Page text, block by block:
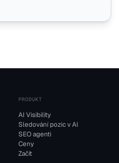
PRODUKT
AI Visibility
Sledování pozic v AI
SEO agenti
Ceny
Začít